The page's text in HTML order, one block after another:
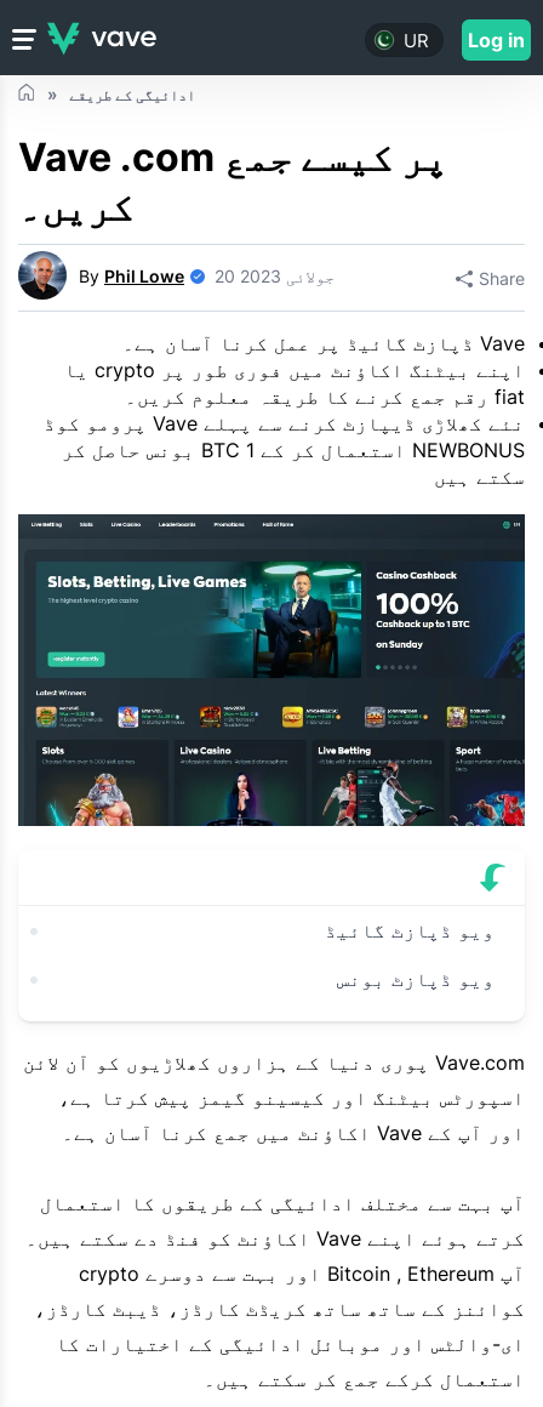
UR Log in
ادائیگی کے طریقے
Vave .com پر کیسے جمع
کریں۔
By Phil Lowe 20 جولائی 2023 Share
Vave ڈپازٹ گائیڈ پر عمل کرنا آسان ہے۔
اپنے بیٹنگ اکاؤنٹ میں فوری طور پر crypto یا
fiat رقم جمع کرنے کا طریقہ معلوم کریں۔
نئے کھلاڑی ڈیپازٹ کرنے سے پہلے Vave پرومو کوڈ
NEWBONUS استعمال کر کے 1 BTC بونس حاصل کر
سکتے ہیں
ویو ڈپازٹ گائیڈ
ویو ڈپازٹ بونس
Vave.com پوری دنیا کے ہزاروں کھلاڑیوں کو آن لائن
اسپورٹس بیٹنگ اور کیسینو گیمز پیش کرتا ہے،
اور آپ کے Vave اکاؤنٹ میں جمع کرنا آسان ہے۔
آپ بہت سے مختلف ادائیگی کے طریقوں کا استعمال
کرتے ہوئے اپنے Vave اکاؤنٹ کو فنڈ دے سکتے ہیں۔
آپ Bitcoin , Ethereum اور بہت سے دوسرے crypto
کوائنز کے ساتھ ساتھ کریڈٹ کارڈز، ڈیبٹ کارڈز،
ای-والٹس اور موبائل ادائیگی کے اختیارات کا
استعمال کرکے جمع کر سکتے ہیں۔